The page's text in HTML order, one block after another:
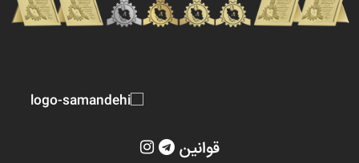
قوانین